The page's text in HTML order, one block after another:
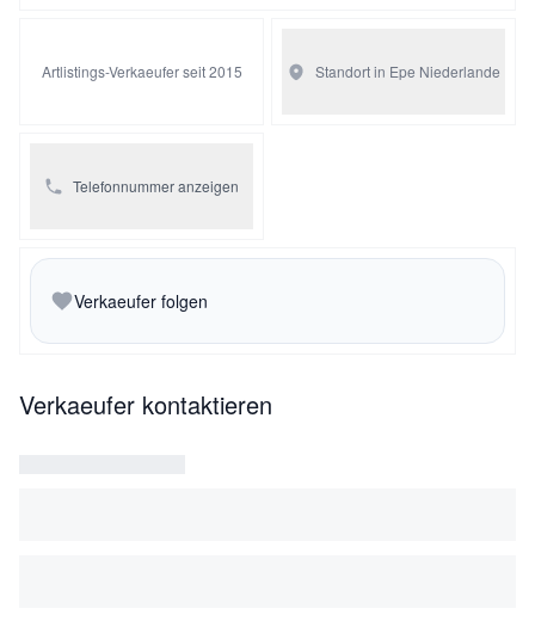
Artlistings-Verkaeufer seit 2015 Standort in Epe Niederlande
Telefonnummer anzeigen
Verkaeufer folgen
Verkaeufer kontaktieren